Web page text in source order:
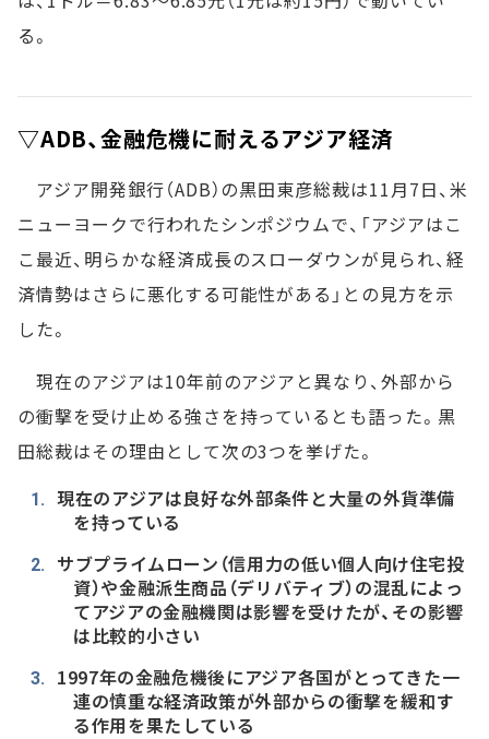
る。
▽ADB、金融危機に耐えるアジア経済
アジア開発銀行（ADB）の黒田東彦総裁は11月7日、米
ニューヨークで行われたシンポジウムで、「アジアはこ
こ最近、明らかな経済成長のスローダウンが見られ、経
済情勢はさらに悪化する可能性がある」との見方を示
した。
現在のアジアは10年前のアジアと異なり、外部から
の衝撃を受け止める強さを持っているとも語った。黒
田総裁はその理由として次の3つを挙げた。
現在のアジアは良好な外部条件と大量の外貨準備
を持っている
サブプライムローン（信用力の低い個人向け住宅投
資）や金融派生商品（デリバティブ）の混乱によっ
てアジアの金融機関は影響を受けたが、その影響
は比較的小さい
1997年の金融危機後にアジア各国がとってきた一
連の慎重な経済政策が外部からの衝撃を緩和す
る作用を果たしている